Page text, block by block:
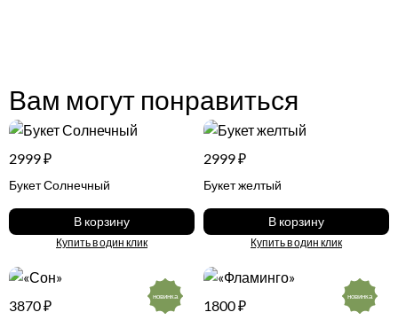
Вам могут понравиться
2999 ₽
Букет Солнечный
Купить в один клик
В корзину
2999 ₽
Букет желтый
Купить в один клик
В корзину
3870 ₽
новинка
1800 ₽
новинка